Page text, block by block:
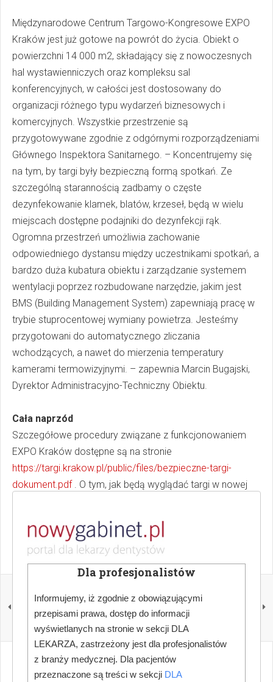
Międzynarodowe Centrum Targowo-Kongresowe EXPO
Kraków jest już gotowe na powrót do życia. Obiekt o
powierzchni 14 000 m2, składający się z nowoczesnych
hal wystawienniczych oraz kompleksu sal
konferencyjnych, w całości jest dostosowany do
organizacji różnego typu wydarzeń biznesowych i
komercyjnych. Wszystkie przestrzenie są
przygotowywane zgodnie z odgórnymi rozporządzeniami
Głównego Inspektora Sanitarnego. – Koncentrujemy się
na tym, by targi były bezpieczną formą spotkań. Ze
szczególną starannością zadbamy o częste
dezynfekowanie klamek, blatów, krzeseł, będą w wielu
miejscach dostępne podajniki do dezynfekcji rąk.
Ogromna przestrzeń umożliwia zachowanie
odpowiedniego dystansu między uczestnikami spotkań, a
bardzo duża kubatura obiektu i zarządzanie systemem
wentylacji poprzez rozbudowane narzędzie, jakim jest
BMS (Building Management System) zapewniają pracę w
trybie stuprocentowej wymiany powietrza. Jesteśmy
przygotowani do automatycznego zliczania
wchodzących, a nawet do mierzenia temperatury
kamerami termowizyjnymi. – zapewnia Marcin Bugajski,
Dyrektor Administracyjno-Techniczny Obiektu.
Cała naprzód
Szczegółowe procedury związane z funkcjonowaniem
EXPO Kraków dostępne są na stronie
https://targi.krakow.pl/public/files/bezpieczne-targi-
dokument.pdf . O tym, jak będą wyglądać targi w nowej
początku przyszłego tygodnia.
KRAKDENT we
wrześniu - ODWOŁANY
Zmiany w organizacji
najważniejszych targów
stomatologicznych
Dla profesjonalistów
Informujemy, iż zgodnie z obowiązującymi
przepisami prawa, dostęp do informacji
wyświetlanych na stronie w sekcji DLA
LEKARZA, zastrzeżony jest dla profesjonalistów
z branży medycznej. Dla pacjentów
przeznaczone są treści w sekcji DLA